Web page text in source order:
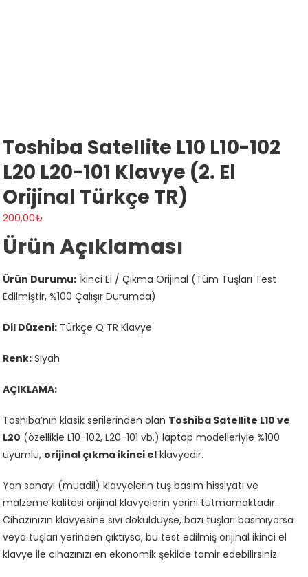
Toshiba Satellite L10 L10-102
L20 L20-101 Klavye (2. El
Orijinal Türkçe TR)
200,00₺
Ürün Açıklaması
Ürün Durumu: İkinci El / Çıkma Orijinal (Tüm Tuşları Test
Edilmiştir, %100 Çalışır Durumda)
Dil Düzeni: Türkçe Q TR Klavye
Renk: Siyah
AÇIKLAMA:
Toshiba’nın klasik serilerinden olan Toshiba Satellite L10 ve
L20 (özellikle L10-102, L20-101 vb.) laptop modelleriyle %100
uyumlu, orijinal çıkma ikinci el klavyedir.
Yan sanayi (muadil) klavyelerin tuş basım hissiyatı ve
malzeme kalitesi orijinal klavyelerin yerini tutmamaktadır.
Cihazınızın klavyesine sıvı döküldüyse, bazı tuşları basmıyorsa
veya tuşları yerinden çıktıysa, bu test edilmiş orijinal ikinci el
klavye ile cihazınızı en ekonomik şekilde tamir edebilirsiniz.